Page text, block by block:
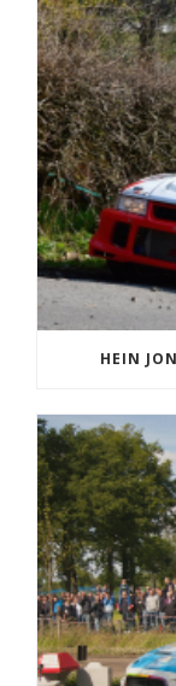
HEIN